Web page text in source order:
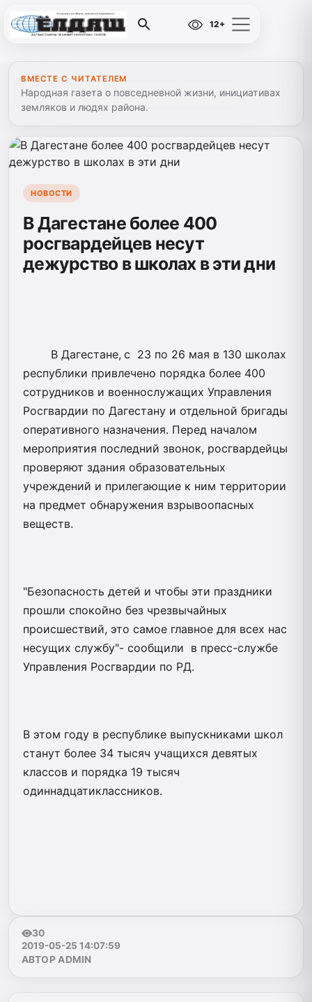
12+
ВМЕСТЕ С ЧИТАТЕЛЕМ
Народная газета о повседневной жизни, инициативах
земляков и людях района.
НОВОСТИ
В Дагестане более 400
росгвардейцев несут
дежурство в школах в эти дни
В Дагестане, с 23 по 26 мая в 130 школах
республики привлечено порядка более 400
сотрудников и военнослужащих Управления
Росгвардии по Дагестану и отдельной бригады
оперативного назначения. Перед началом
мероприятия последний звонок, росгвардейцы
проверяют здания образовательных
учреждений и прилегающие к ним территории
на предмет обнаружения взрывоопасных
веществ.
"Безопасность детей и чтобы эти праздники
прошли спокойно без чрезвычайных
происшествий, это самое главное для всех нас
несущих службу"- сообщили в пресс-службе
Управления Росгвардии по РД.
В этом году в республике выпускниками школ
станут более 34 тысяч учащихся девятых
классов и порядка 19 тысяч
одиннадцатиклассников.
30
2019-05-25 14:07:59
АВТОР ADMIN